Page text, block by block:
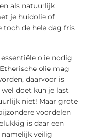
als natuurlijk
je huidolie of
toch de hele dag fris
olie nodig
olie mag
daarvoor is
doet kun je last
niet! Maar grote
voordelen
is daar een
namelijk veilig